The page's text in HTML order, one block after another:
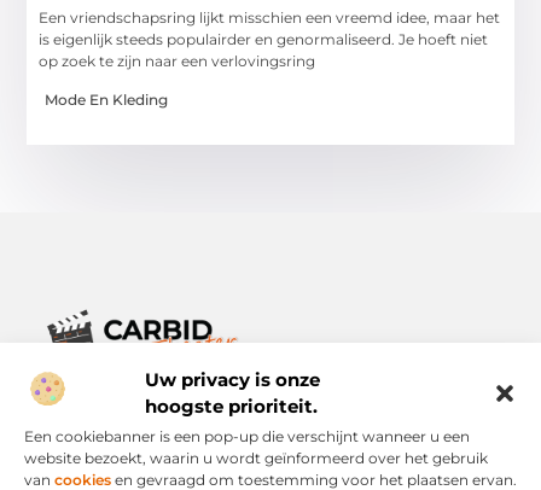
Uw privacy is onze
hoogste prioriteit.
Een cookiebanner is een pop-up die verschijnt wanneer u een
website bezoekt, waarin u wordt geïnformeerd over het gebruik
van cookies en gevraagd om toestemming voor het plaatsen ervan.
Een vriendschapsring lijkt misschien een vreemd idee, maar het
is eigenlijk steeds populairder en genormaliseerd. Je hoeft niet
op zoek te zijn naar een verlovingsring
Mode En Kleding
Verhalen die het alledaagse leven verrijken.
Ontdek een breed scala aan blogs en artikelen die je inspireren,
informeren en verrijken – voor elke dag, voor iedereen.
Bericht categorie